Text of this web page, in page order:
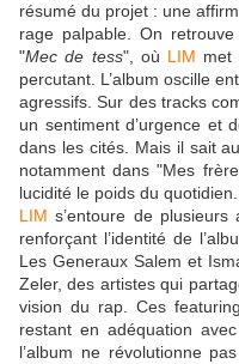
résumé du projet : une
rage palpable. On
"Mec de tess", où LIM met
percutant. L’album oscille
agressifs. Sur des tracks
un sentiment d’urgence et
dans les cités. Mais il sait
notamment dans "Mes
lucidité le poids du quotidien.
LIM s’entoure de
renforçant l’identité de
Les Generaux Salem et
Zeler, des artistes qui
vision du rap. Ces
restant en adéquation
l’album ne révolutionne